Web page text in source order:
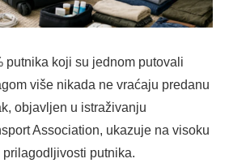
putnika koji su jednom putovali
više nikada ne vraćaju predanu
objavljen u istraživanju
Association, ukazuje na visoku
putnika.